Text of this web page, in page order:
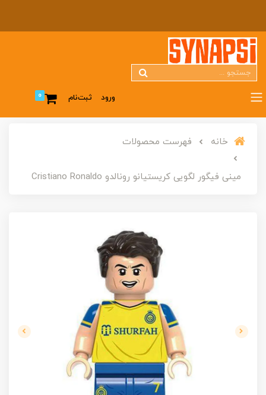
ورود ثبت‌نام 0
خانه فهرست محصولات
مینی فیگور لگویی کریستیانو رونالدو Cristiano Ronaldo